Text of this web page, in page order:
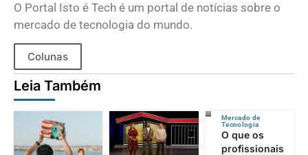
O Portal Isto é Tech é um portal de notícias sobre o
mercado de tecnologia do mundo.
Colunas
Leia Também
Mercado de
Tecnologia
O que os
profissionais